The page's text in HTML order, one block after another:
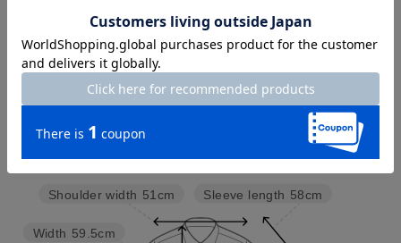
Check the recommended size
Try this item on
Sleeve length 58cm
Width 59.5cm
Shoulder width 51cm